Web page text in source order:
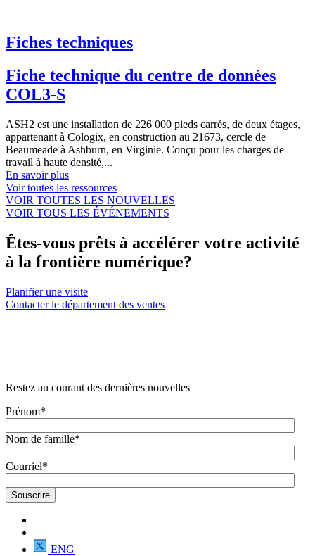
Fiches techniques
Fiche technique du centre de données
COL3-S
ASH2 est une installation de 226 000 pieds carrés, de deux étages,
appartenant à Cologix, en construction au 21673, cercle de
Beaumeade à Ashburn, en Virginie. Conçu pour les charges de
travail à haute densité,...
En savoir plus
Voir toutes les ressources
VOIR TOUTES LES NOUVELLES
VOIR TOUS LES ÉVÉNEMENTS
Êtes-vous prêts à accélérer votre activité
à la frontière numérique?
Planifier une visite
Contacter le département des ventes
Restez au courant des dernières nouvelles
Prénom*
Nom de famille*
Courriel*
ENG